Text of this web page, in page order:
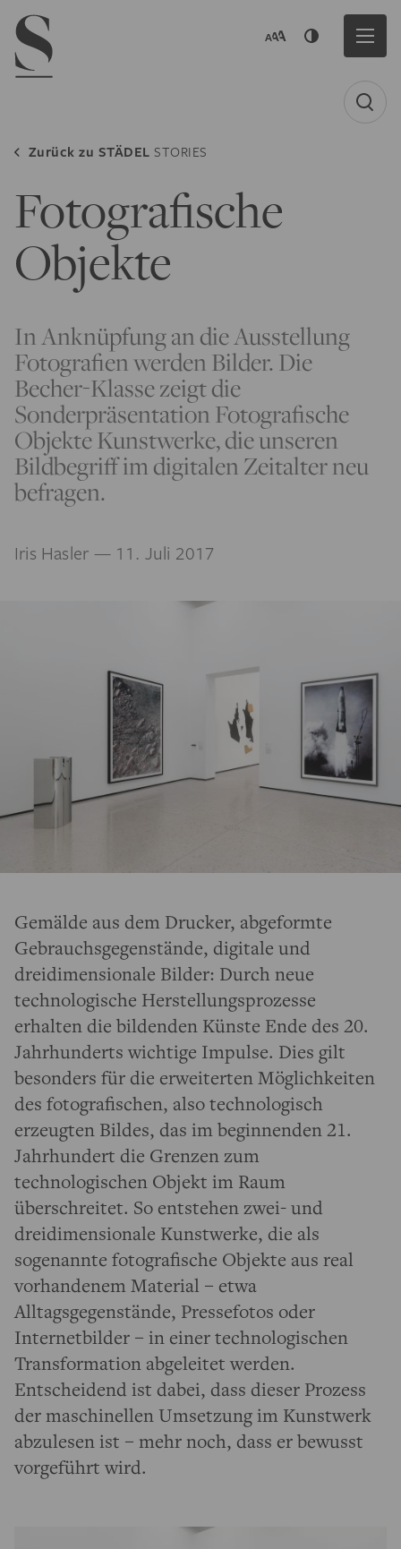
Navigation menu
Zurück zu STÄDEL STORIES
Fotografische
Objekte
In Anknüpfung an die Ausstellung
Fotografien werden Bilder. Die
Becher-Klasse zeigt die
Sonderpräsentation Fotografische
Objekte Kunstwerke, die unseren
Bildbegriff im digitalen Zeitalter neu
befragen.
Iris Hasler — 11. Juli 2017
Gemälde aus dem Drucker, abgeformte
Gebrauchsgegenstände, digitale und
dreidimensionale Bilder: Durch neue
technologische Herstellungsprozesse
erhalten die bildenden Künste Ende des 20.
Jahrhunderts wichtige Impulse. Dies gilt
besonders für die erweiterten Möglichkeiten
des fotografischen, also technologisch
erzeugten Bildes, das im beginnenden 21.
Jahrhundert die Grenzen zum
technologischen Objekt im Raum
überschreitet. So entstehen zwei- und
dreidimensionale Kunstwerke, die als
sogenannte fotografische Objekte aus real
vorhandenem Material – etwa
Alltagsgegenstände, Pressefotos oder
Internetbilder – in einer technologischen
Transformation abgeleitet werden.
Entscheidend ist dabei, dass dieser Prozess
der maschinellen Umsetzung im Kunstwerk
abzulesen ist – mehr noch, dass er bewusst
vorgeführt wird.